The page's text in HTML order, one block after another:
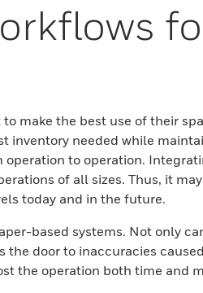
make the best use of their
inventory needed while
to operation.
of all sizes. Thus, it
today and in the future.
based systems. Not only
door to inaccuracies
the operation both time and